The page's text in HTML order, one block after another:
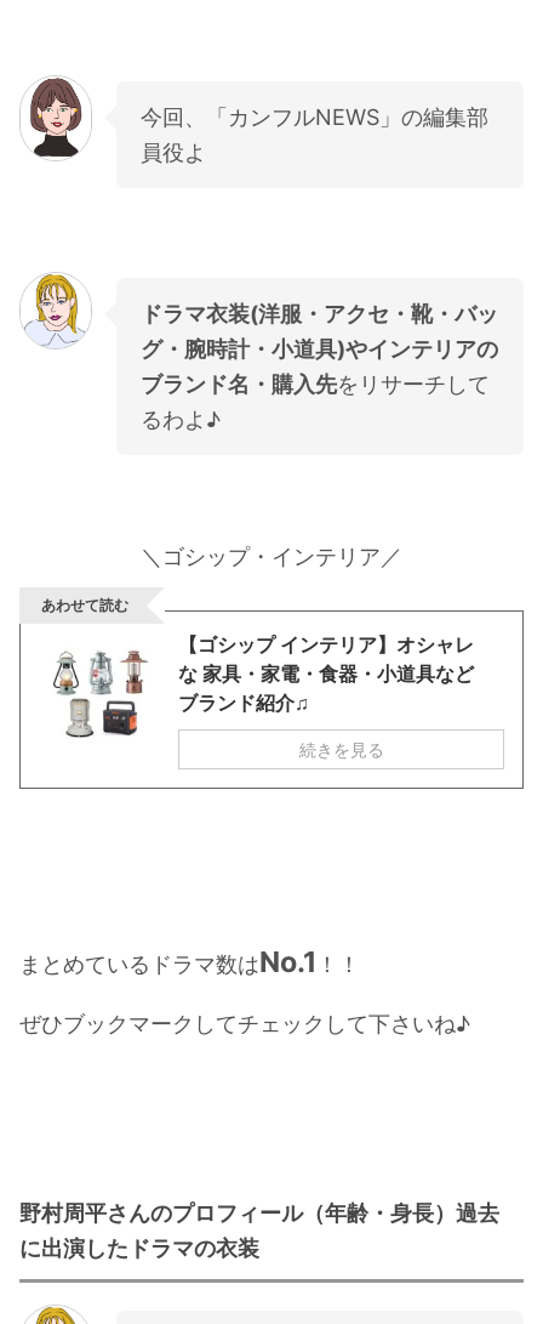
【よく検索されてる男性芸能人】
・赤楚衛二
・木村拓哉（キムタク）
・山田裕貴
女子アナ衣装
今回、「カンフルNEWS」の編集部
員役よ
ドラマ衣装(洋服・アクセ・靴・バッ
グ・腕時計・小道具)やインテリアの
ブランド名・購入先をリサーチして
るわよ♪
＼ ゴシップ・インテリア ／
あわせて読む
【ゴシップ インテリア】オシャレ
な 家具・家電・食器・小道具など
ブランド紹介♫
続きを見る
まとめているドラマ数はNo.1 ！！
ぜひブックマーク してチェックして下さいね♪
野村周平さんのプロフィール（年齢・身長）過去
に出演したドラマの衣装